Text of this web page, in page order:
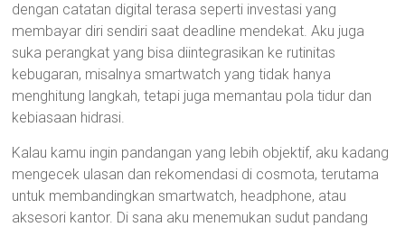
dengan catatan digital terasa seperti investasi yang
membayar diri sendiri saat deadline mendekat. Aku juga
suka perangkat yang bisa diintegrasikan ke rutinitas
kebugaran, misalnya smartwatch yang tidak hanya
menghitung langkah, tetapi juga memantau pola tidur dan
kebiasaan hidrasi.
Kalau kamu ingin pandangan yang lebih objektif, aku kadang
mengecek ulasan dan rekomendasi di cosmota, terutama
untuk membandingkan smartwatch, headphone, atau
aksesori kantor. Di sana aku menemukan sudut pandang